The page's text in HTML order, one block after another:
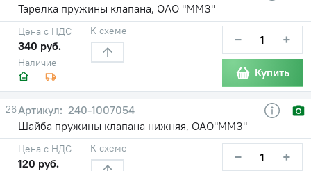
Тарелка пружины клапана, ОАО "ММЗ"
Наличие
Цена с НДС
340 руб.
К схеме − +
Купить
26
240-1007054
Шайба пружины клапана нижняя, ОАО"ММЗ"
Цена с НДС
120 руб.
К схеме − +